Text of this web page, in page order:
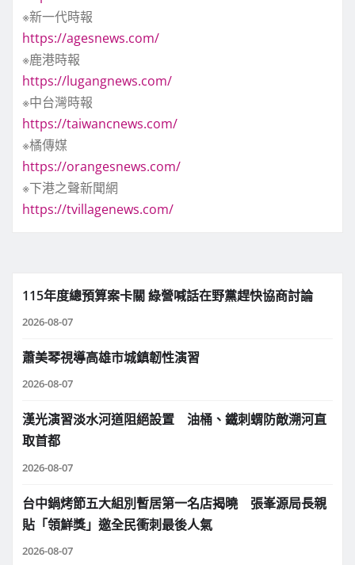
※新一代時報
https://agesnews.com/
※鹿港時報
https://lugangnews.com/
※中台灣時報
https://taiwancnews.com/
※橘傳媒
https://orangesnews.com/
※下港之聲新聞網
https://tvillagenews.com/
115年度總預算案卡關 綠營喊話在野黨趕快協商討論
2026-08-07
蕭美琴視導高雄市城鎮韌性演習
2026-08-07
漢光演習淡水河道阻絕設置 油桶、鐵刺蝟防敵溯河直
取首都
2026-08-07
台中鍋烤節五大組別暫居第一名店揭曉 張峯源局長親
貼「領鮮獎」邀全民衝刺最後人氣
2026-08-07